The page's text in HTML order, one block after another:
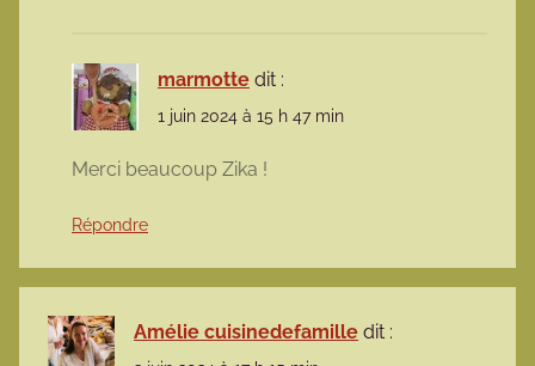
marmotte dit :
1 juin 2024 à 15 h 47 min
Merci beaucoup Zika !
Répondre
Amélie cuisinedefamille dit :